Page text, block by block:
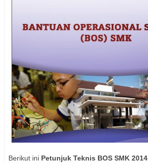
Berikut ini Petunjuk Teknis BOS SMK 2014